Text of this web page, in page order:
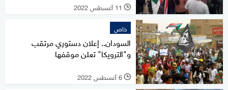
l 11 أغسطس 2022
خاص
السودان.. إعلان دستوري مرتقب
و"الترويكا" تعلن موقفها
l 6 أغسطس 2022